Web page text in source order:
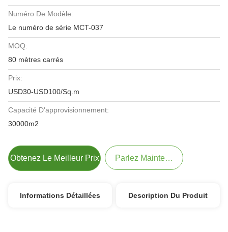
Numéro De Modèle:
Le numéro de série MCT-037
MOQ:
80 mètres carrés
Prix:
USD30-USD100/Sq.m
Capacité D'approvisionnement:
30000m2
Obtenez Le Meilleur Prix Parlez Maintenant.
Informations Détaillées Description Du Produit